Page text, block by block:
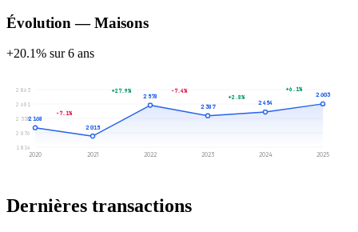
Évolution — Maisons
+20.1% sur 6 ans
1 814
2 076
2 338
2 601
2 863
2 168
2020
2 015
2021
2 578
2022
2 387
2023
2 454
2024
2 603
2025
-7.1%
+27.9%
-7.4%
+2.8%
+6.1%
Dernières transactions